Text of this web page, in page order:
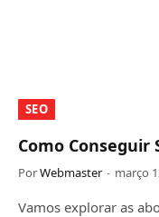
SEO
Como Conseguir
PorWebmaster março
Vamos explorar as